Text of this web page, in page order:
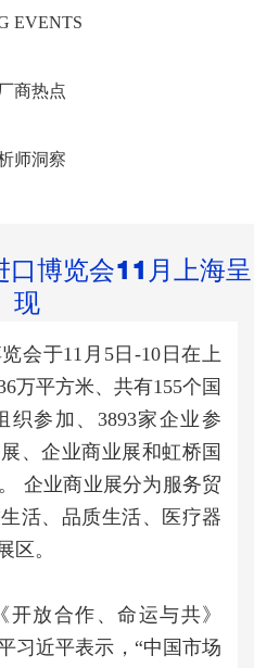
EVENTS
商热点
师洞察
口博览会11月上海呈
现
会于11月5日-10日在上
万平方米、 共有155个国
织参加、 3893家企业参
、企业商业展和虹桥国
企业商业展分为服务贸
活、品质生活、医疗器
区。
放合作、命运与共》
习近平表示，“中国市场